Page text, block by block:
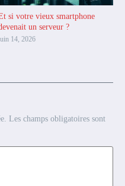
si votre vieux smartphone
un serveur ?
14, 2026
Les champs obligatoires sont